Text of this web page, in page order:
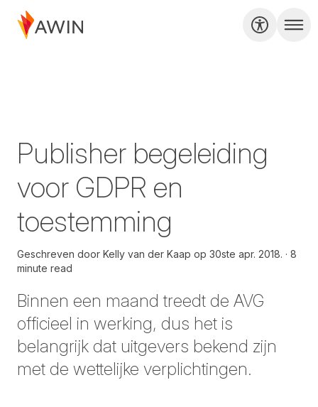
Publisher begeleiding
voor GDPR en
toestemming
Geschreven door Kelly van der Kaap op 30ste apr. 2018.
8
minute read
Binnen een maand treedt de AVG
officieel in werking, dus het is
belangrijk dat uitgevers bekend zijn
met de wettelijke verplichtingen.